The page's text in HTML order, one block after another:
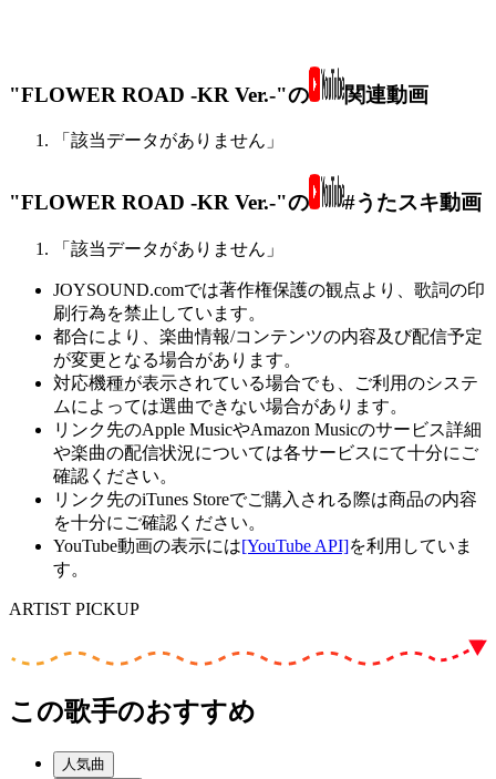
"FLOWER ROAD -KR Ver.-"の 関連動画
「該当データがありません」
"FLOWER ROAD -KR Ver.-"の #うたスキ動画
「該当データがありません」
JOYSOUND.comでは著作権保護の観点より、歌詞の印
刷行為を禁止しています。
都合により、楽曲情報/コンテンツの内容及び配信予定
が変更となる場合があります。
対応機種が表示されている場合でも、ご利用のシステ
ムによっては選曲できない場合があります。
リンク先のApple MusicやAmazon Musicのサービス詳細
や楽曲の配信状況については各サービスにて十分にご
確認ください。
リンク先のiTunes Storeでご購入される際は商品の内容
を十分にご確認ください。
YouTube動画の表示には[YouTube API]を利用していま
す。
ARTIST PICKUP
この歌手のおすすめ
人気曲